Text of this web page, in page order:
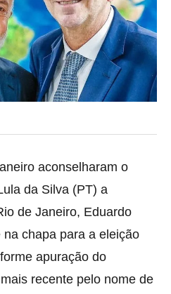
aconselharam o
da Silva (PT) a
de Janeiro, Eduardo
chapa para a eleição
apuração do
recente pelo nome de